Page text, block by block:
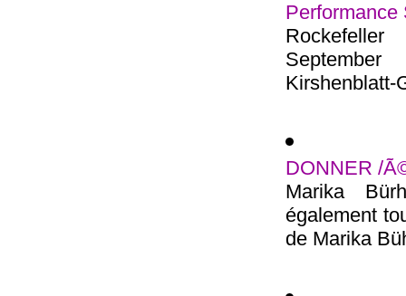
Performance
Kirshenblatt-
DONNER /
Marika
également
de Marika